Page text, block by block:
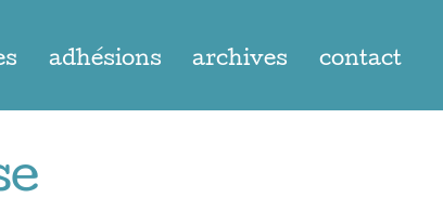
adhésions archives contact